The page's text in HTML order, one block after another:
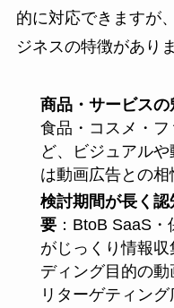
的に対応できますが
ジネスの特徴がありま
商品・サービス
食品・コスメ・
ど、ビジュアル
は動画広告との相
検討期間が長く
要：BtoB SaaS・
がじっくり情報
ディング目的の
リターゲティン